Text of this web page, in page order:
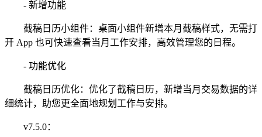
- 新增功能
截稿日历小组件：桌面小组件新增本月截稿样式，无需打
开 App 也可快速查看当月工作安排，高效管理您的日程。
- 功能优化
截稿日历优化：优化了截稿日历，新增当月交易数据的详
细统计，助您更全面地规划工作与安排。
v7.5.0：